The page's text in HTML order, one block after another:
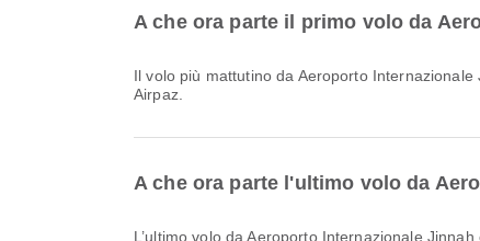
A che ora parte il primo volo da
Il volo più mattutino da Aeroporto Internazionale Jinnah con Air Arabia parte alle 01:50. Puoi consultare questo orario e confrontare altre opzioni di volo disponibili su
Airpaz.
A che ora parte l'ultimo volo da
L’ultimo volo da Aeroporto Internazionale